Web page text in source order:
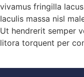
vivamus fringilla
Iaculis massa nisl
Ut hendrerit semper
litora torquent per